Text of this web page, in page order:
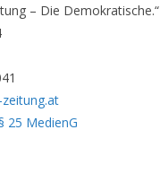
– Die Demokratische.“
25 MedienG